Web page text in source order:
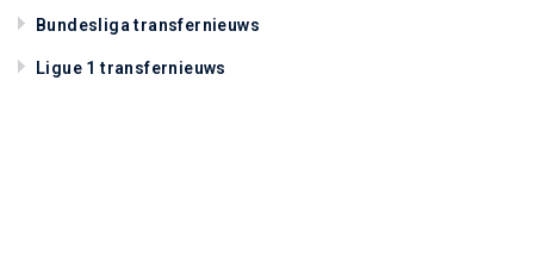
Bundesliga transfernieuws
Ligue 1 transfernieuws